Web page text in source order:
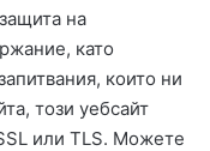
на
като
които ни
този уебсайт
или TLS. Можете